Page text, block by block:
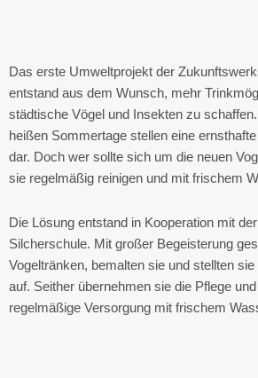
Das erste Umweltprojekt der
entstand aus dem Wunsch, mehr
städtische Vögel und Insekten zu
heißen Sommertage stellen eine
dar. Doch wer sollte sich um die neuen
sie regelmäßig reinigen und mit frischem
Die Lösung entstand in Kooperation mit
Silcherschule. Mit großer Begeisterung
Vogeltränken, bemalten sie und stellten
auf. Seither übernehmen sie die Pflege
regelmäßige Versorgung mit frischem